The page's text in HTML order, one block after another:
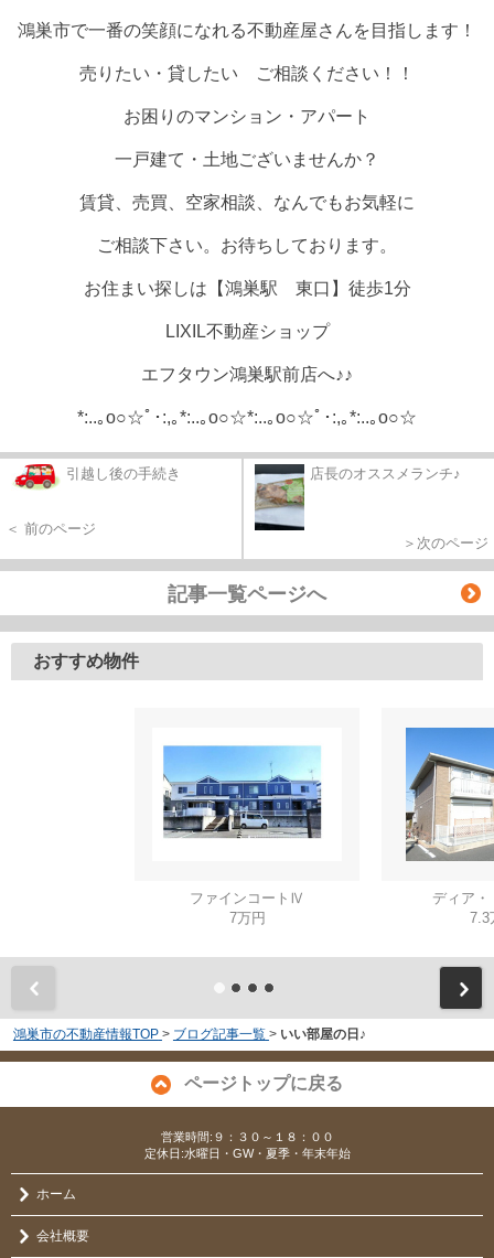
鴻巣市で一番の笑顔になれる不動産屋さんを目指します！
売りたい・貸したい ご相談ください！！
お困りのマンション・アパート
一戸建て・土地ございませんか？
賃貸、売買、空家相談、なんでもお気軽に
ご相談下さい。お待ちしております。
お住まい探しは【鴻巣駅 東口】徒歩1分
LIXIL不動産ショップ
エフタウン鴻巣駅前店へ♪♪
*:..｡o○☆ﾟ･:,｡*:..｡o○☆*:..｡o○☆ﾟ･:,｡*:..｡o○☆
引越し後の手続き
＜ 前のページ
店長のオススメランチ♪
＞次のページ
記事一覧ページへ
おすすめ物件
ファインコートⅣ
7万円
ディア・
7.3
鴻巣市の不動産情報TOP > ブログ記事一覧 > いい部屋の日♪
ページトップに戻る
営業時間:９：３０～１８：００
定休日:水曜日・GW・夏季・年末年始
ホーム
会社概要